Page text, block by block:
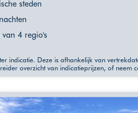
steden
4 regio's
indicatie. Deze is afhankelijk van
overzicht van indicatieprijzen, of neem